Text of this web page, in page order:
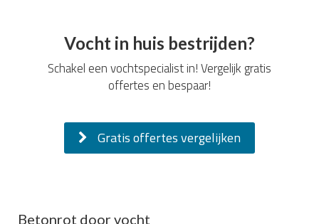
Vocht in huis bestrijden?
Schakel een vochtspecialist in! Vergelijk gratis
offertes en bespaar!
Gratis offertes vergelijken
Betonrot door vocht